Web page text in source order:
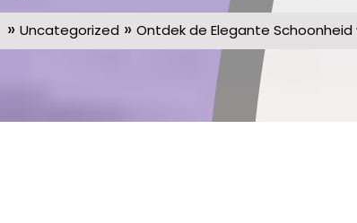
Uncategorized » Ontdek de Elegante Schoonheid